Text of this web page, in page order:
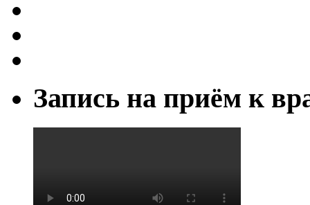
Запись на приём к